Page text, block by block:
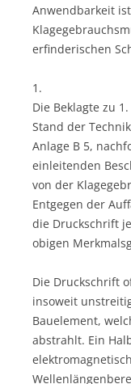
Anwendbarkeit
erfinderischen
1.
Die Beklagte zu
Stand der
Anlage B 5,
einleitenden
von der
Entgegen der
die Druckschrift
obigen
Die Druckschrift
insoweit
Bauelement,
abstrahlt. Ein